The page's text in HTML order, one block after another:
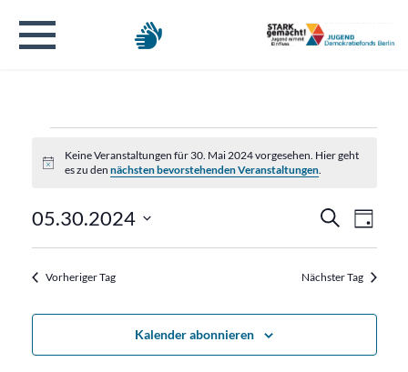
Veranstaltungen
30.
Mai
2024
Hinweis
Keine Veranstaltungen für 30. Mai 2024 vorgesehen. Hier geht
es zu den nächsten bevorstehenden Veranstaltungen.
Suche
und
Suche
Tag
05.30.2024
Datum
Vorheriger Tag Nächster Tag
Kalender abonnieren